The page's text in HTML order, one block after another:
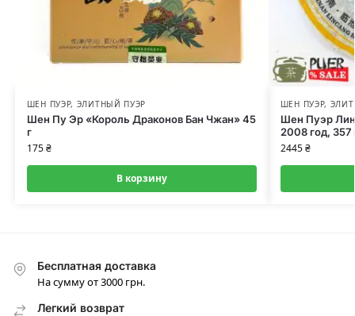
ШЕН ПУЭР, ЭЛИТНЫЙ ПУЭР
Шен Пу Эр «Король Драконов Бан Чжан» 45
г
175₴
В корзину
ШЕН ПУЭР,
Шен Пуэр
2008 год, 357
2445₴
Бесплатная доставка
На сумму от 3000 грн.
Легкий возврат